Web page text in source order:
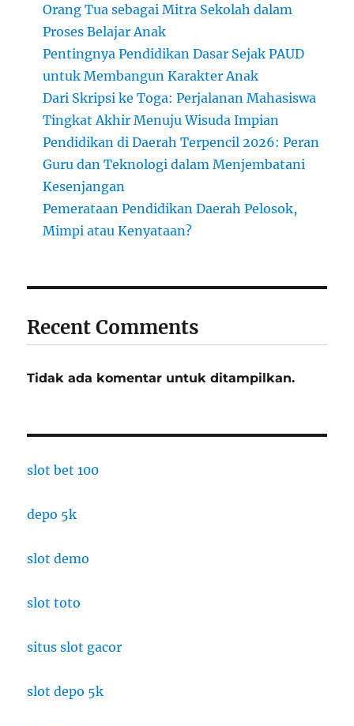
Orang Tua sebagai Mitra Sekolah dalam
Proses Belajar Anak
Pentingnya Pendidikan Dasar Sejak PAUD
untuk Membangun Karakter Anak
Dari Skripsi ke Toga: Perjalanan Mahasiswa
Tingkat Akhir Menuju Wisuda Impian
Pendidikan di Daerah Terpencil 2026: Peran
Guru dan Teknologi dalam Menjembatani
Kesenjangan
Pemerataan Pendidikan Daerah Pelosok,
Mimpi atau Kenyataan?
Recent Comments
Tidak ada komentar untuk ditampilkan.
slot bet 100
depo 5k
slot demo
slot toto
situs slot gacor
slot depo 5k